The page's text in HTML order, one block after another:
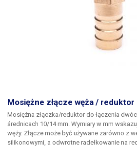
Mosiężne złącze węża / reduktor
Mosiężna złączka/reduktor do łączenia
średnicach 10/14 mm. Wymiary w mm
węży. Złącze może być używane zarówno z
silikonowymi, a odwrotne radełkowanie na